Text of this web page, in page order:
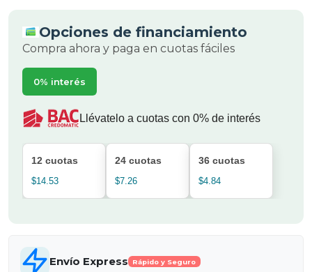
Opciones de financiamiento
Compra ahora y paga en cuotas fáciles
0% interés
Llévatelo a cuotas con 0% de interés
12 cuotas
$14.53
24 cuotas
$7.26
36 cuotas
$4.84
Envío Express Rápido y Seguro